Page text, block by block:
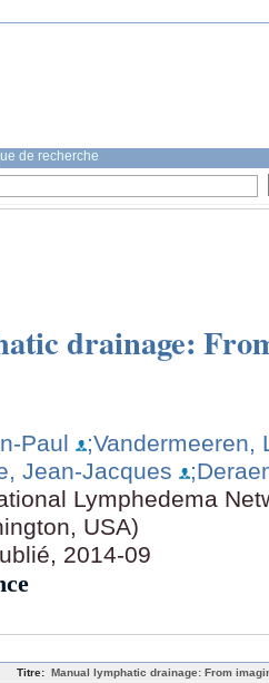
de recherche
drainage:
Paul
;Vandermeeren,
Jean-Jacques
Lymphedema
USA)
2014-09
Titre: Manual lymphatic drainage: From